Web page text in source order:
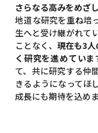
さらなる高みをめざ
地道な研究を重ね培
生へと受け継がれて
ことなく、 現在も3
く研究を進めていま
て、共に研究する仲
きるようになってほ
成長にも期待を込めま